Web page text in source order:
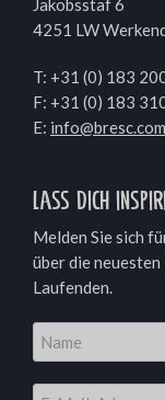
Jakobsstaf 6
4251 LW
T: +31 (0) 183
F: +31 (0) 183
E: info@bresc.com
Lass dich
Melden Sie sich
über die
Laufenden.